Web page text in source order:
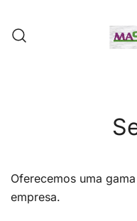
para
conteúdo
Oferecemos uma
empresa.